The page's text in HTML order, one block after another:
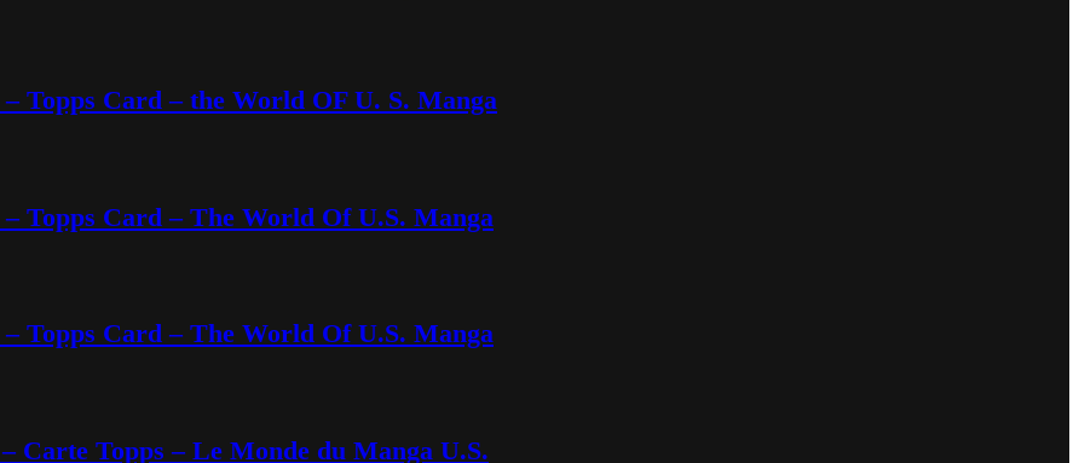
Topps Card – the World OF U. S. Manga
Topps Card – The World Of U.S. Manga
Topps Card – The World Of U.S. Manga
Carte Topps – Le Monde du Manga U.S.